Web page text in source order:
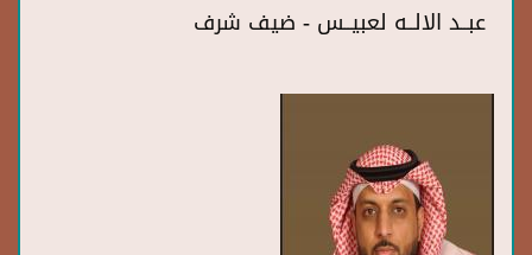
عبــد الالــه لعبيــس - ضيف شرف